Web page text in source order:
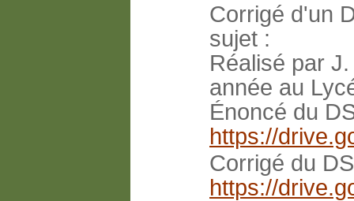
Corrigé d'un
sujet :
Réalisé par
année au
Énoncé du
https://
Corrigé du
https://